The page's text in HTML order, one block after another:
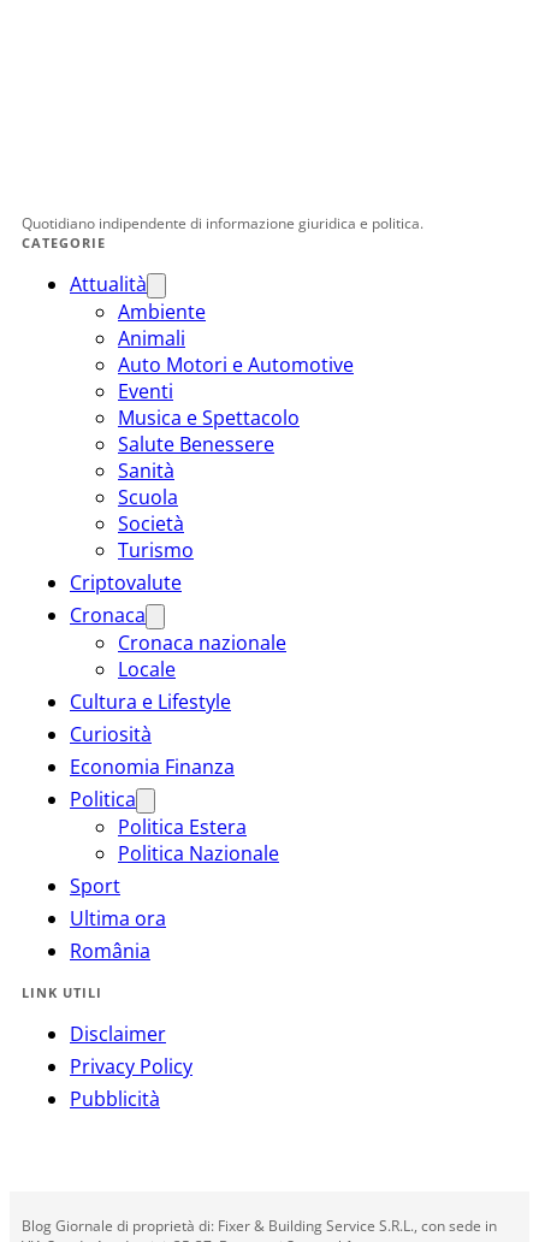
Quotidiano indipendente di informazione giuridica e politica.
CATEGORIE
Attualità
Ambiente
Animali
Auto Motori e Automotive
Eventi
Musica e Spettacolo
Salute Benessere
Sanità
Scuola
Società
Turismo
Criptovalute
Cronaca
Cronaca nazionale
Locale
Cultura e Lifestyle
Curiosità
Economia Finanza
Politica
Politica Estera
Politica Nazionale
Sport
Ultima ora
România
LINK UTILI
Disclaimer
Privacy Policy
Pubblicità
Blog Giornale di proprietà di: Fixer & Building Service S.R.L., con sede in